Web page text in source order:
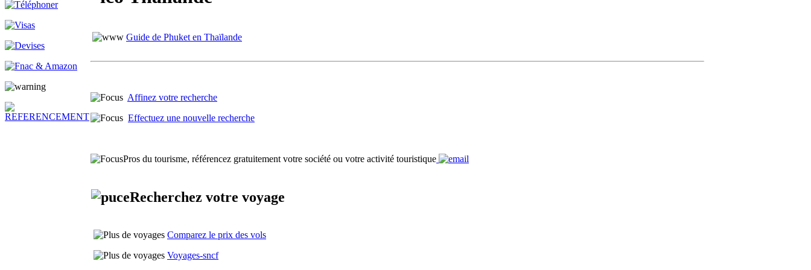
Guide de Phuket en Thaïlande
Affinez votre recherche
Effectuez une nouvelle recherche
Pros du tourisme, référencez gratuitement votre société ou votre activité touristique
Recherchez votre voyage
Comparez le prix des vols
Voyages-sncf